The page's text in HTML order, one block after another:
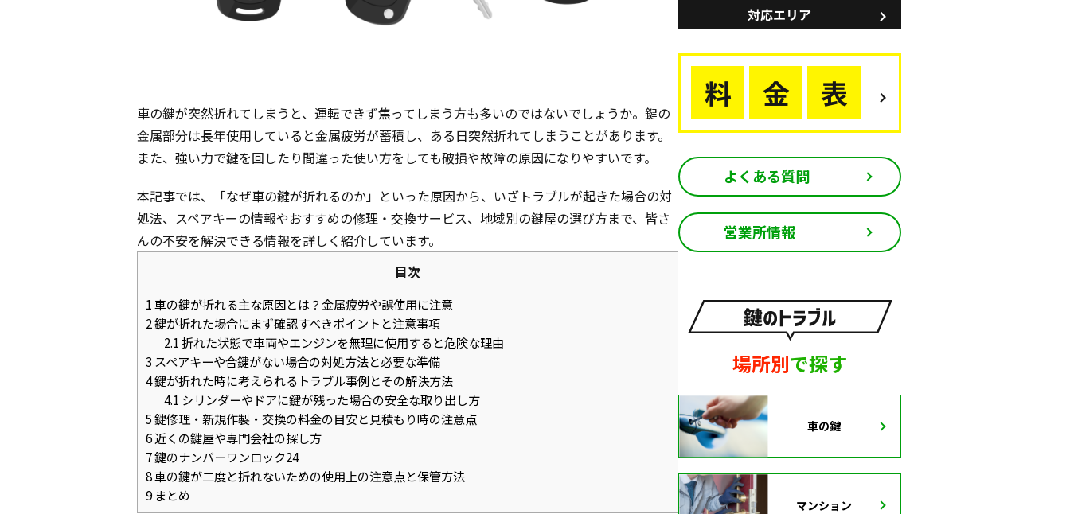
車の鍵が突然折れてしまうと、運転できず焦ってしまう方も多いのではないでしょうか。鍵の
金属部分は長年使用していると金属疲労が蓄積し、ある日突然折れてしまうことがあります。
また、強い力で鍵を回したり間違った使い方をしても破損や故障の原因になりやすいです。
本記事では、「なぜ車の鍵が折れるのか」といった原因から、いざトラブルが起きた場合の対
処法、スペアキーの情報やおすすめの修理・交換サービス、地域別の鍵屋の選び方まで、皆さ
んの不安を解決できる情報を詳しく紹介しています。
目次
1車の鍵が折れる主な原因とは？金属疲労や誤使用に注意
2鍵が折れた場合にまず確認すべきポイントと注意事項
2.1折れた状態で車両やエンジンを無理に使用すると危険な理由
3 スペアキーや合鍵がない場合の対処方法と必要な準備
4鍵が折れた時に考えられるトラブル事例とその解決方法
4.1 シリンダーやドアに鍵が残った場合の安全な取り出し方
5鍵修理・新規作製・交換の料金の目安と見積もり時の注意点
6近くの鍵屋や専門会社の探し方
7鍵のナンバーワンロック24
8車の鍵が二度と折れないための使用上の注意点と保管方法
9まとめ
よくある質問
営業所情報
場所別で探す
車の鍵
マンション